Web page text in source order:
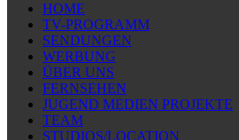
HOME
TV-PROGRAMM
SENDUNGEN
WERBUNG
ÜBER UNS
FERNSEHEN
JUGEND MEDIEN PROJEKTE
TEAM
STUDIOS/LOCATION